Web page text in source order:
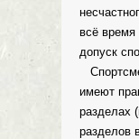
всё время
допуск
имеют
разделах
разделов